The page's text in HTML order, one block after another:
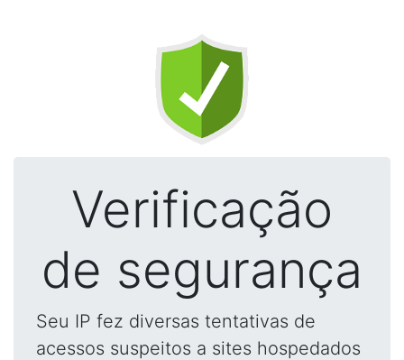
Verificação
de segurança
Seu IP fez diversas tentativas de
acessos suspeitos a sites hospedados